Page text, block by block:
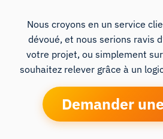
Nous croyons en un service
dévoué, et nous serions ravis
votre projet, ou simplement
souhaitez relever grâce à un
Demander